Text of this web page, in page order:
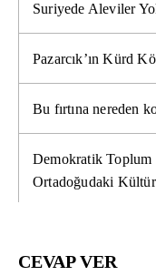
Suriyede Aleviler
Pazarcık’ın Kürd
Bu fırtına nereden
Demokratik Toplum
Ortadoğudaki
CEVAP VER